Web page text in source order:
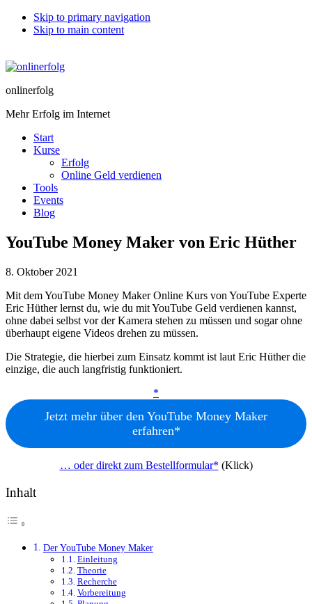
Skip to primary navigation
Skip to main content
onlinerfolg
Mehr Erfolg im Internet
Start
Kurse
Erfolg
Online Geld verdienen
Tools
Events
Blog
YouTube Money Maker von Eric Hüther
8. Oktober 2021
Mit dem YouTube Money Maker Online Kurs von YouTube Experte
Eric Hüther lernst du, wie du mit YouTube Geld verdienen kannst,
ohne dabei selbst vor der Kamera stehen zu müssen und sogar ohne
überhaupt eigene Videos drehen zu müssen.
Die Strategie, die hierbei zum Einsatz kommt ist laut Eric Hüther die
einzige, die auch langfristig funktioniert.
Jetzt mehr über den YouTube Money Maker
erfahren
… oder direkt zum Bestellformular (Klick)
Inhalt
Der YouTube Money Maker
Einleitung
Theorie
Recherche
Vorbereitung